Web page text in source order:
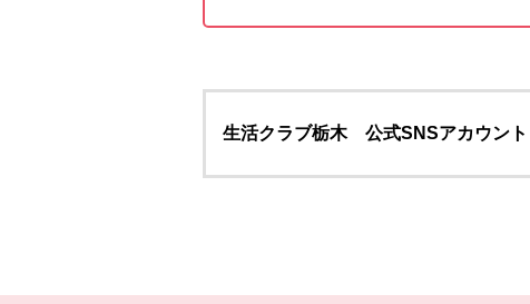
生活クラブ栃木 公式SNSアカウント